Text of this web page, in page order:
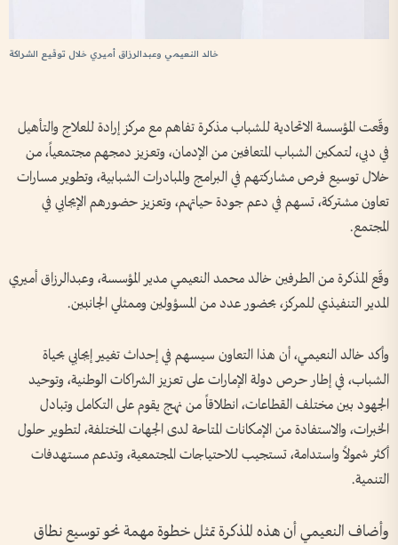
خالد النعيمي وعبدالرزاق أميري خلال توقيع الشراكة
وقّعت المؤسسة الاتحادية للشباب مذكرة تفاهم مع مركز إرادة للعلاج والتأهيل
في دبي، لتمكين الشباب المتعافين من الإدمان، وتعزيز دمجهم مجتمعياً، من
خلال توسيع فرص مشاركتهم في البرامج والمبادرات الشبابية، وتطوير مسارات
تعاون مشتركة، تسهم في دعم جودة حياتهم، وتعزيز حضورهم الإيجابي في
المجتمع.
وقّع المذكرة من الطرفين خالد محمد النعيمي مدير المؤسسة، وعبدالرزاق أميري
المدير التنفيذي للمركز، بحضور عدد من المسؤولين وممثلي الجانبين.
وأكد خالد النعيمي، أن هذا التعاون سيسهم في إحداث تغيير إيجابي بحياة
الشباب، في إطار حرص دولة الإمارات على تعزيز الشراكات الوطنية، وتوحيد
الجهود بين مختلف القطاعات، انطلاقاً من نهج يقوم على التكامل وتبادل
الخبرات، والاستفادة من الإمكانات المتاحة لدى الجهات المختلفة، لتطوير حلول
أكثر شمولاً واستدامة، تستجيب للاحتياجات المجتمعية، وتدعم مستهدفات
التنمية.
وأضاف النعيمي أن هذه المذكرة تمثل خطوة مهمة نحو توسيع نطاق